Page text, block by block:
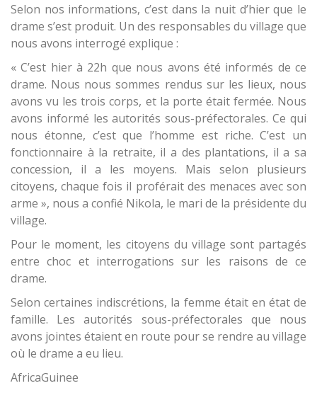
Selon nos informations, c’est dans la nuit d’hier que le
drame s’est produit. Un des responsables du village que
nous avons interrogé explique :
« C’est hier à 22h que nous avons été informés de ce
drame. Nous nous sommes rendus sur les lieux, nous
avons vu les trois corps, et la porte était fermée. Nous
avons informé les autorités sous-préfectorales. Ce qui
nous étonne, c’est que l’homme est riche. C’est un
fonctionnaire à la retraite, il a des plantations, il a sa
concession, il a les moyens. Mais selon plusieurs
citoyens, chaque fois il proférait des menaces avec son
arme », nous a confié Nikola, le mari de la présidente du
village.
Pour le moment, les citoyens du village sont partagés
entre choc et interrogations sur les raisons de ce
drame.
Selon certaines indiscrétions, la femme était en état de
famille. Les autorités sous-préfectorales que nous
avons jointes étaient en route pour se rendre au village
où le drame a eu lieu.
AfricaGuinee